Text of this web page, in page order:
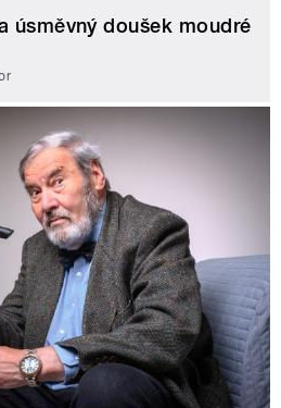
úsměvný doušek moudré